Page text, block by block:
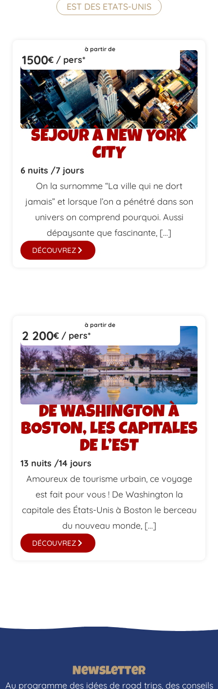
EST DES ETATS-UNIS
à partir de
1500€ / pers*
SÉJOUR À NEW YORK
CITY
6 nuits /7 jours
On la surnomme “La ville qui ne dort
jamais” et lorsque l’on a pénétré dans son
univers on comprend pourquoi. Aussi
dépaysante que fascinante, […]
DÉCOUVREZ
à partir de
2 200€ / pers*
DE WASHINGTON À
BOSTON, LES CAPITALES
DE L’EST
13 nuits /14 jours
Amoureux de tourisme urbain, ce voyage
est fait pour vous ! De Washington la
capitale des États-Unis à Boston le berceau
du nouveau monde, […]
DÉCOUVREZ
Newsletter
Au programme des idées de road trips, des conseils